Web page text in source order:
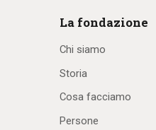
La fondazione
Chi siamo
Storia
Cosa facciamo
Persone